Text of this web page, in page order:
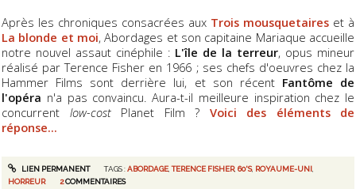
Après les chroniques consacrées aux Trois mousquetaires et à
La blonde et moi, Abordages et son capitaine Mariaque accueille
notre nouvel assaut cinéphile : L'île de la terreur, opus mineur
réalisé par Terence Fisher en 1966 ; ses chefs d'oeuvres chez la
Hammer Films sont derrière lui, et son récent Fantôme de
l'opéra n'a pas convaincu. Aura-t-il meilleure inspiration chez le
concurrent low-costPlanet Film ? Voici des éléments de
réponse...
LIEN PERMANENT TAGS :ABORDAGE,TERENCE FISHER, 60'S, ROYAUME-UNI,
HORREUR
2COMMENTAIRES